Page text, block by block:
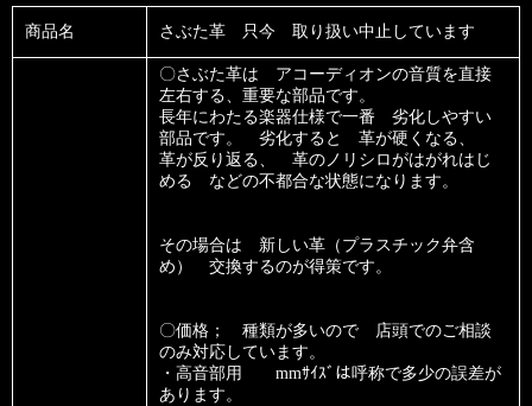
商品名 さぶた革 只今 取り扱い中止しています
〇さぶた革は アコーディオンの音質を直接
左右する、重要な部品です。
長年にわたる楽器仕様で一番 劣化しやすい
部品です。 劣化すると 革が硬くなる、
革が反り返る、 革のノリシロがはがれはじ
める などの不都合な状態になります。
その場合は 新しい革（プラスチック弁含
め） 交換するのが得策です。
〇価格； 種類が多いので 店頭でのご相談
のみ対応しています。
・高音部用 mmｻｲｽﾞは呼称で多少の誤差が
あります。